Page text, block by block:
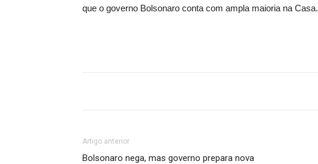
que o governo Bolsonaro conta com ampla maioria na Casa.
Artigo anterior
Bolsonaro nega, mas governo prepara nova